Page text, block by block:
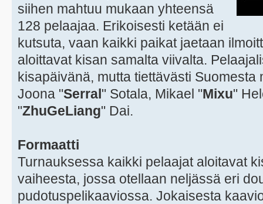
siihen mahtuu mukaan yhteensä
128 pelaajaa. Erikoisesti ketään ei
kutsuta, vaan kaikki paikat jaetaan
aloittavat kisan samalta viivalta.
kisapäivänä, mutta tiettävästi
Joona "Serral" Sotala, Mikael "Mixu"
"ZhuGeLiang" Dai.
Formaatti
Turnauksessa kaikki pelaajat aloitavat
vaiheesta, jossa otellaan neljässä eri
pudotuspelikaaviossa. Jokaisesta